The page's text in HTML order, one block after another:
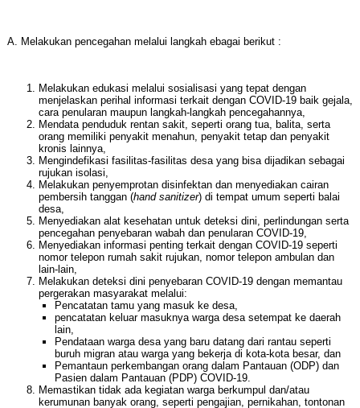
A. Melakukan pencegahan melalui langkah ebagai berikut :
Melakukan edukasi melalui sosialisasi yang tepat dengan
menjelaskan perihal informasi terkait dengan COVID-19 baik gejala,
cara penularan maupun langkah-langkah pencegahannya,
Mendata penduduk rentan sakit, seperti orang tua, balita, serta
orang memiliki penyakit menahun, penyakit tetap dan penyakit
kronis lainnya,
Mengindefikasi fasilitas-fasilitas desa yang bisa dijadikan sebagai
rujukan isolasi,
Melakukan penyemprotan disinfektan dan menyediakan cairan
pembersih tanggan (hand sanitizer) di tempat umum seperti balai
desa,
Menyediakan alat kesehatan untuk deteksi dini, perlindungan serta
pencegahan penyebaran wabah dan penularan COVID-19,
Menyediakan informasi penting terkait dengan COVID-19 seperti
nomor telepon rumah sakit rujukan, nomor telepon ambulan dan
lain-lain,
Melakukan deteksi dini penyebaran COVID-19 dengan memantau
pergerakan masyarakat melalui:
Pencatatan tamu yang masuk ke desa,
pencatatan keluar masuknya warga desa setempat ke daerah
lain,
Pendataan warga desa yang baru datang dari rantau seperti
buruh migran atau warga yang bekerja di kota-kota besar, dan
Pemantaun perkembangan orang dalam Pantauan (ODP) dan
Pasien dalam Pantauan (PDP) COVID-19.
Memastikan tidak ada kegiatan warga berkumpul dan/atau
kerumunan banyak orang, seperti pengajian, pernikahan, tontonan